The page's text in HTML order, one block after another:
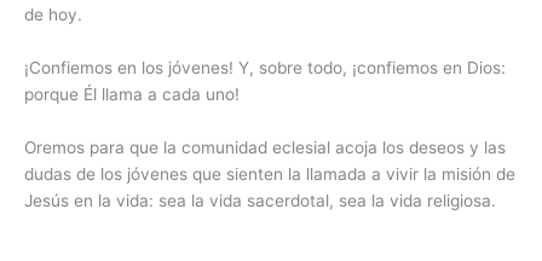
de hoy.
¡Confiemos en los jóvenes! Y, sobre todo, ¡confiemos en Dios:
porque Él llama a cada uno!
Oremos para que la comunidad eclesial acoja los deseos y las
dudas de los jóvenes que sienten la llamada a vivir la misión de
Jesús en la vida: sea la vida sacerdotal, sea la vida religiosa.